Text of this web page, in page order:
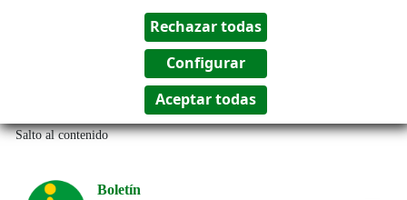
Salto al contenido
Boletín